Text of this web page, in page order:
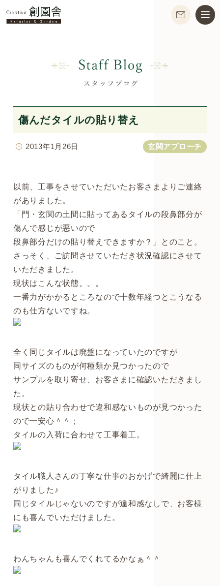
傷んだタイルの貼り替え
2013年1月26日 玄関アプローチ
以前、工事をさせていただいたお客さまよりご連絡
がありました。
「門・玄関の土間に貼ってあるタイルの段鼻部分が
傷んで感じが悪いので
段鼻部分だけの貼り替えできますか？」とのこと。
さっそく、ご訪問させていただき状況確認にさせて
いただきました。
現状はこんな状態。。。
一番力がかかるところなので十数年経つとこうなる
のも仕方ないですね。
全く同じタイルは廃盤になっていたのですが
同サイズのものが何種類か見つかったので
サンプルを取り寄せ、お客さまに確認いただきまし
た。
現状との貼り合わせで違和感ないものが見つかった
ので一安心＾＾；
タイルの入荷に合わせて工事着工。
タイル職人さんの丁寧な仕事のおかげで綺麗に仕上
がりました♪
同じタイルじゃないのですが違和感なしで、お客様
にも喜んでいただけました。
わんちゃんも喜んでくれてるかなぁ＾＾